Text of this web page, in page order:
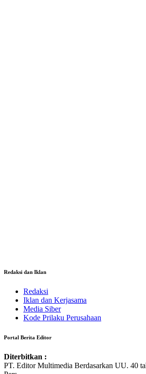
Redaksi dan Iklan
Redaksi
Iklan dan Kerjasama
Media Siber
Kode Prilaku Perusahaan
Portal Berita Editor
Diterbitkan :
PT. Editor Multimedia Berdasarkan UU. 40